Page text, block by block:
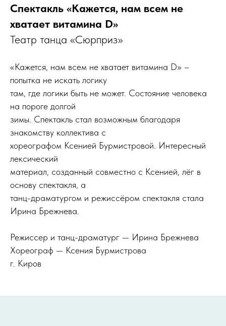
Спектакль «Кажется, нам всем не
хватает витамина D»
Театр танца «Сюрприз»
«Кажется, нам всем не хватает витамина D» –
попытка не искать логику
там, где логики быть не может. Состояние человека
на пороге долгой
зимы. Спектакль стал возможным благодаря
знакомству коллектива с
хореографом Ксенией Бурмистровой. Интересный
лексический
материал, созданный совместно с Ксенией, лёг в
основу спектакля, а
танц-драматургом и режиссёром спектакля стала
Ирина Брежнева.
Режиссер и танц-драматург — Ирина Брежнева
Хореограф — Ксения Бурмистрова
г. Киров